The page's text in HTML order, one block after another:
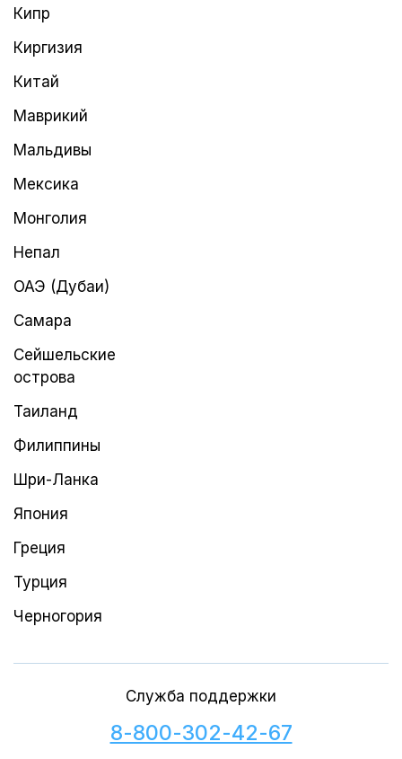
Служба поддержки
8-800-302-42-67
Кипр
Киргизия
Китай
Маврикий
Мальдивы
Мексика
Монголия
Непал
ОАЭ (Дубаи)
Самара
Сейшельские
острова
Таиланд
Филиппины
Шри-Ланка
Япония
Греция
Турция
Черногория